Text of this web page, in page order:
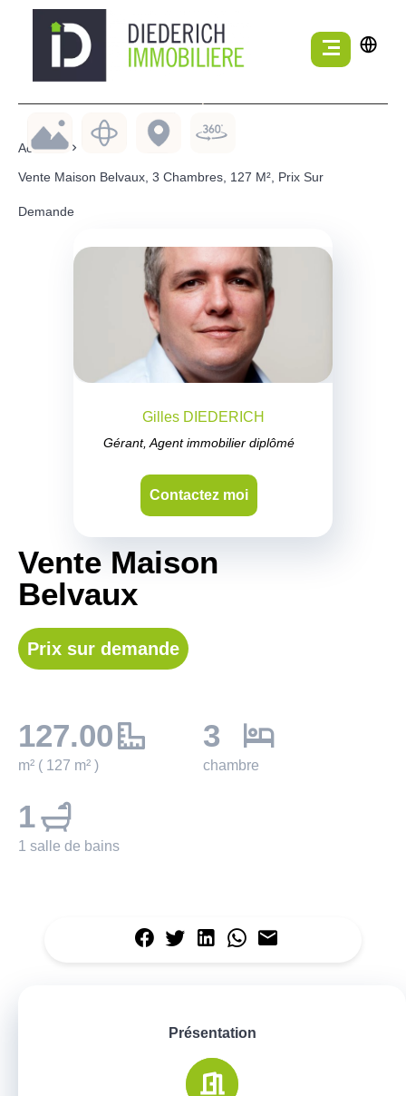
Accueil
Vente Maison Belvaux, 3 Chambres, 127 M², Prix Sur
Demande
Gilles DIEDERICH
Gérant, Agent immobilier diplômé
Contactez moi
Vente Maison
Belvaux
Prix sur demande
127.00
m² ( 127 m² )
3
chambre
1
1 salle de bains
Présentation